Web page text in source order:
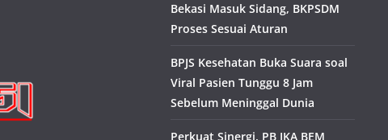
Bekasi Masuk Sidang, BKPSDM
Proses Sesuai Aturan
BPJS Kesehatan Buka Suara soal
Viral Pasien Tunggu 8 Jam
Sebelum Meninggal Dunia
Perkuat Sinergi, PB IKA BEM